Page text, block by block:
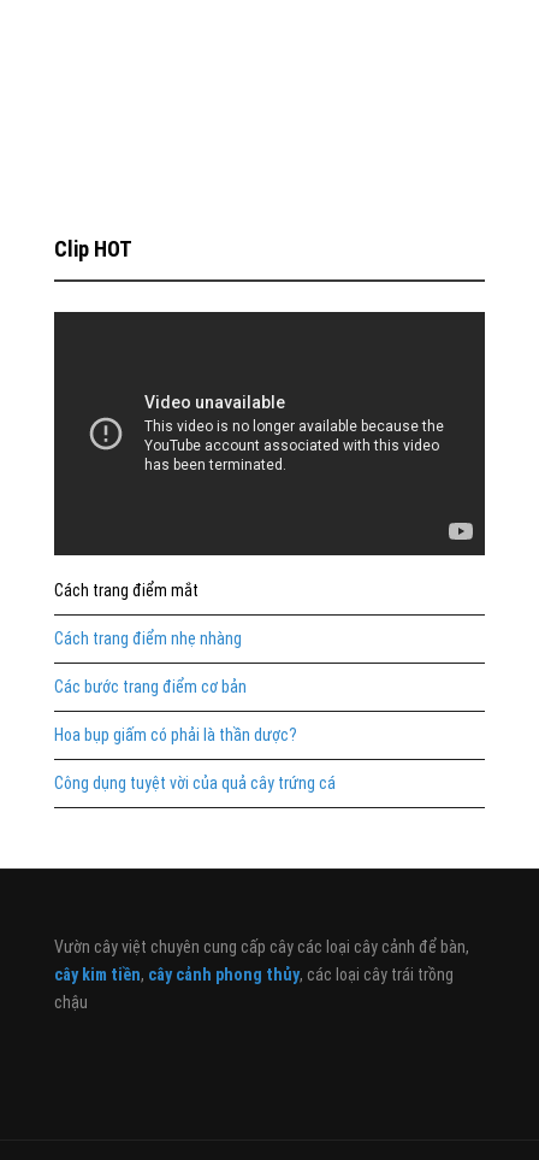
Clip HOT
Cách trang điểm mắt
Cách trang điểm nhẹ nhàng
Các bước trang điểm cơ bản
Hoa bụp giấm có phải là thần dược?
Công dụng tuyệt vời của quả cây trứng cá
Vườn cây việt chuyên cung cấp cây các loại cây cảnh để bàn,
cây kim tiền, cây cảnh phong thủy, các loại cây trái trồng
chậu